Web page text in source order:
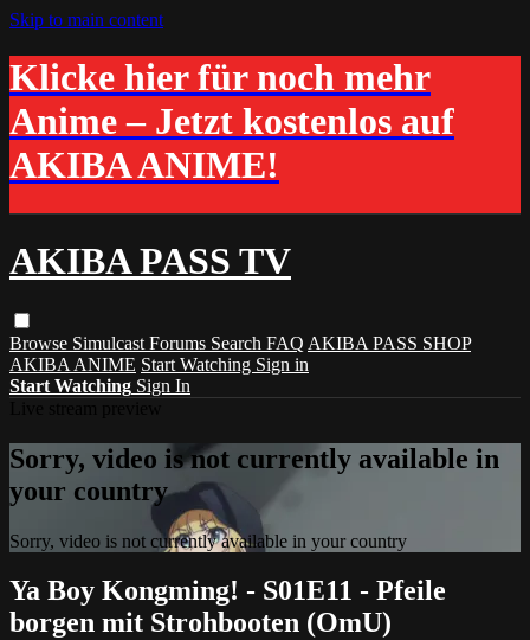
Skip to main content
Klicke hier für noch mehr
Anime – Jetzt kostenlos auf
AKIBA ANIME!
AKIBA PASS TV
Browse Simulcast Forums Search FAQ AKIBA PASS SHOP
AKIBA ANIME Start Watching Sign in
Start Watching Sign In
Sorry, video is not currently available in
your country
Sorry, video is not currently available in your country
Ya Boy Kongming! - S01E11 - Pfeile
borgen mit Strohbooten (OmU)